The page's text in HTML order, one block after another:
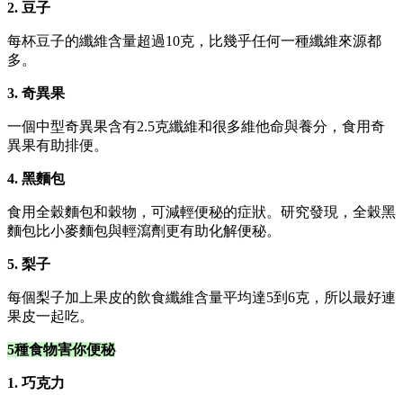
2. 豆子
每杯豆子的纖維含量超過10克，比幾乎任何一種纖維來源都
多。
3. 奇異果
一個中型奇異果含有2.5克纖維和很多維他命與養分，食用奇
異果有助排便。
4. 黑麵包
食用全穀麵包和穀物，可減輕便秘的症狀。研究發現，全穀黑
麵包比小麥麵包與輕瀉劑更有助化解便秘。
5. 梨子
每個梨子加上果皮的飲食纖維含量平均達5到6克，所以最好連
果皮一起吃。
5種食物害你便秘
1. 巧克力